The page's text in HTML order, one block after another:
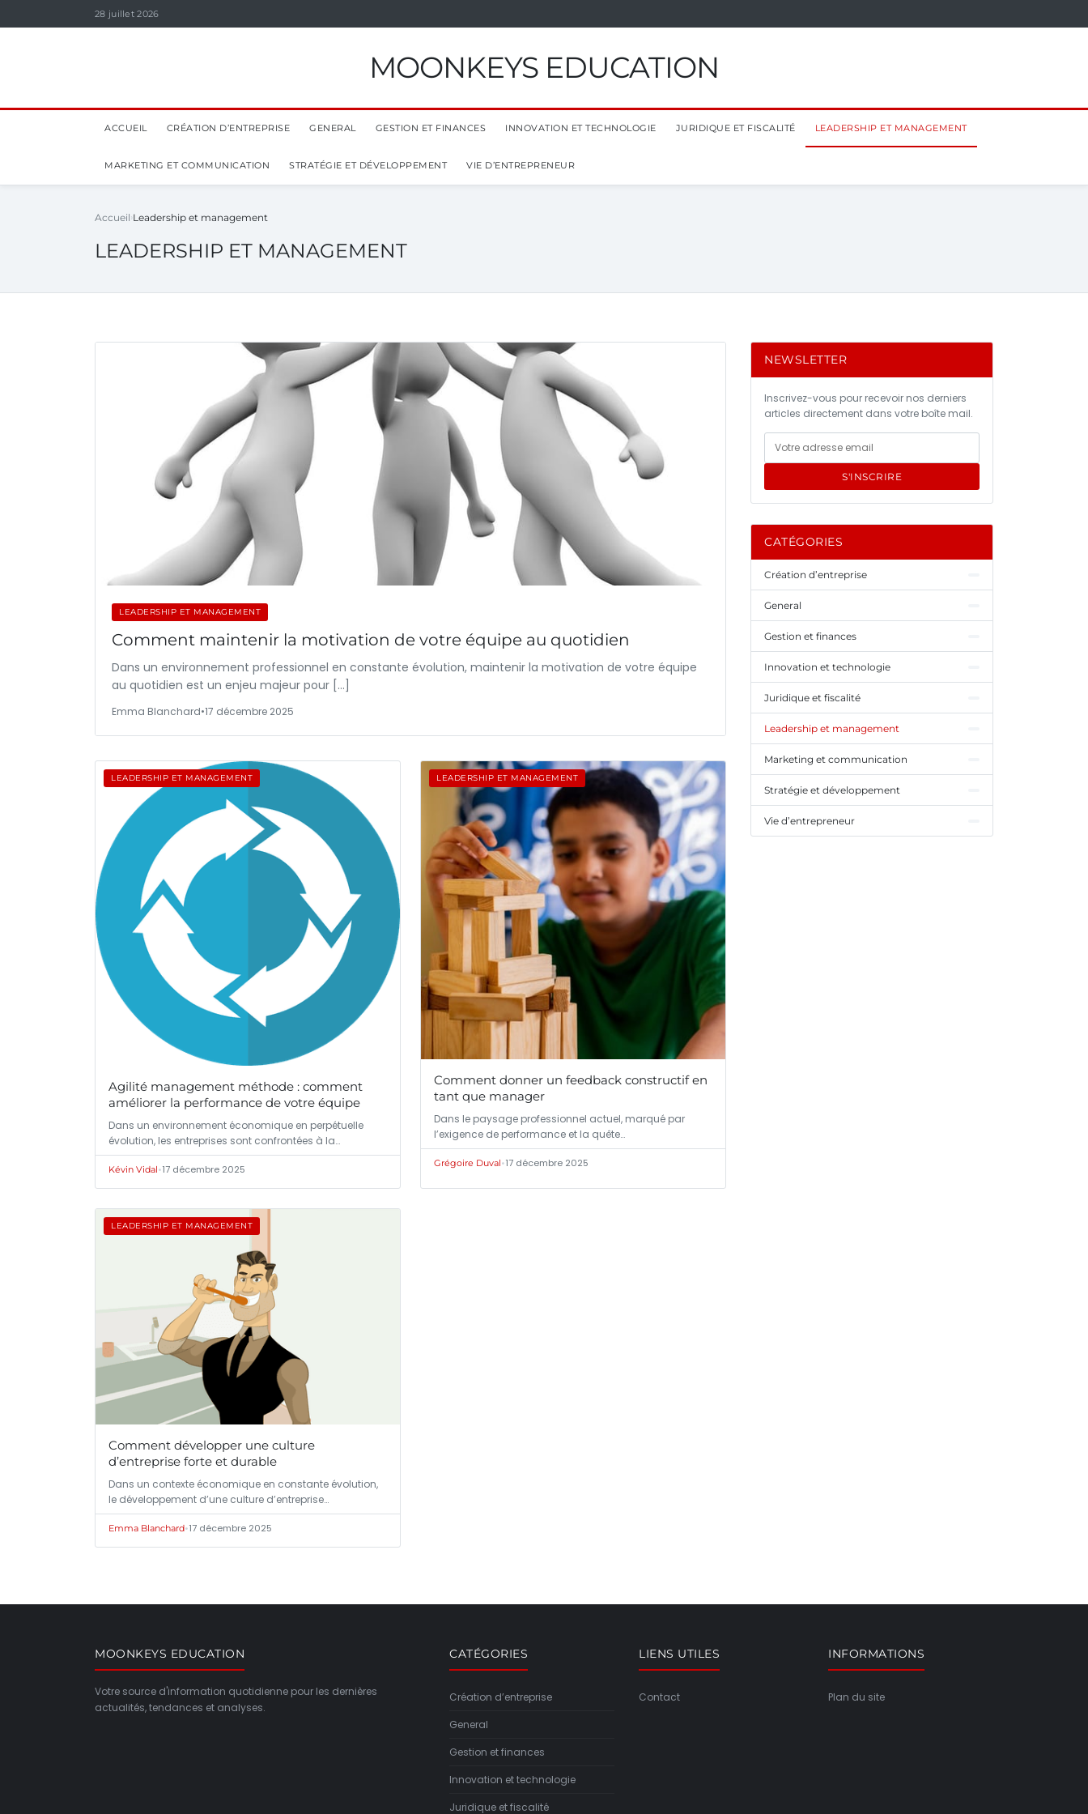
28 juillet 2026
MOONKEYS EDUCATION
ACCUEIL CRÉATION D’ENTREPRISE GENERAL GESTION ET FINANCES INNOVATION ET TECHNOLOGIE JURIDIQUE ET FISCALITÉ LEADERSHIP ET MANAGEMENT
MARKETING ET COMMUNICATION STRATÉGIE ET DÉVELOPPEMENT VIE D’ENTREPRENEUR
Accueil Leadership et management
LEADERSHIP ET MANAGEMENT
LEADERSHIP ET MANAGEMENT
Comment maintenir la motivation de votre équipe au quotidien
Dans un environnement professionnel en constante évolution, maintenir la motivation de votre équipe
au quotidien est un enjeu majeur pour […]
Emma Blanchard•17 décembre 2025
LEADERSHIP ET MANAGEMENT
Agilité management méthode : comment
améliorer la performance de votre équipe
Dans un environnement économique en perpétuelle
évolution, les entreprises sont confrontées à la…
Kévin Vidal•17 décembre 2025
LEADERSHIP ET MANAGEMENT
Comment donner un feedback constructif en
tant que manager
Dans le paysage professionnel actuel, marqué par
l’exigence de performance et la quête…
Grégoire Duval•17 décembre 2025
LEADERSHIP ET MANAGEMENT
Comment développer une culture
d’entreprise forte et durable
Dans un contexte économique en constante évolution,
le développement d’une culture d’entreprise…
Emma Blanchard•17 décembre 2025
NEWSLETTER
Inscrivez-vous pour recevoir nos derniers
articles directement dans votre boîte mail.
S'INSCRIRE
CATÉGORIES
Création d’entreprise
General
Gestion et finances
Innovation et technologie
Juridique et fiscalité
Leadership et management
Marketing et communication
Stratégie et développement
Vie d’entrepreneur
MOONKEYS EDUCATION
Votre source d'information quotidienne pour les dernières
actualités, tendances et analyses.
CATÉGORIES
Création d’entreprise
General
Gestion et finances
Innovation et technologie
Juridique et fiscalité
LIENS UTILES
Contact
INFORMATIONS
Plan du site